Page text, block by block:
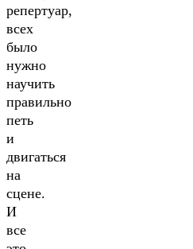
репертуар,
всех
было
нужно
научить
правильно
петь
и
двигаться
на
сцене.
И
все